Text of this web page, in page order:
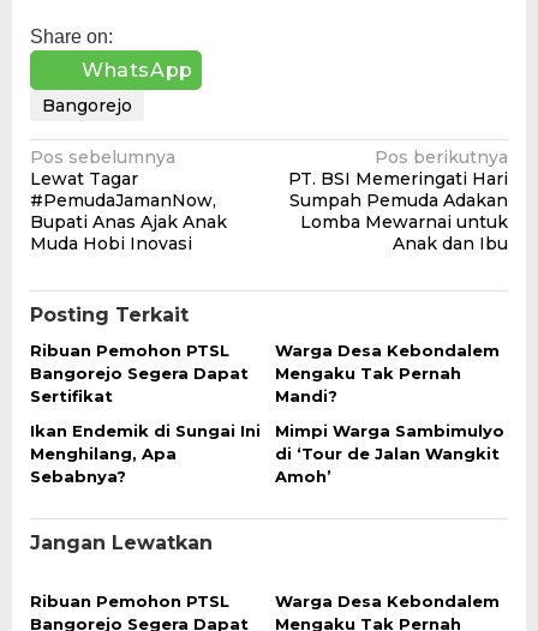
Share on:
WhatsApp
Bangorejo
Navigasi
pos
Pos sebelumnya
Lewat Tagar
#PemudaJamanNow,
Bupati Anas Ajak Anak
Muda Hobi Inovasi
Pos berikutnya
PT. BSI Memeringati Hari
Sumpah Pemuda Adakan
Lomba Mewarnai untuk
Anak dan Ibu
Posting Terkait
Ribuan Pemohon PTSL
Bangorejo Segera Dapat
Sertifikat
Warga Desa Kebondalem
Mengaku Tak Pernah
Mandi?
Ikan Endemik di Sungai Ini
Menghilang, Apa
Sebabnya?
Mimpi Warga Sambimulyo
di ‘Tour de Jalan Wangkit
Amoh’
Jangan Lewatkan
Ribuan Pemohon PTSL
Bangorejo Segera Dapat
Warga Desa Kebondalem
Mengaku Tak Pernah